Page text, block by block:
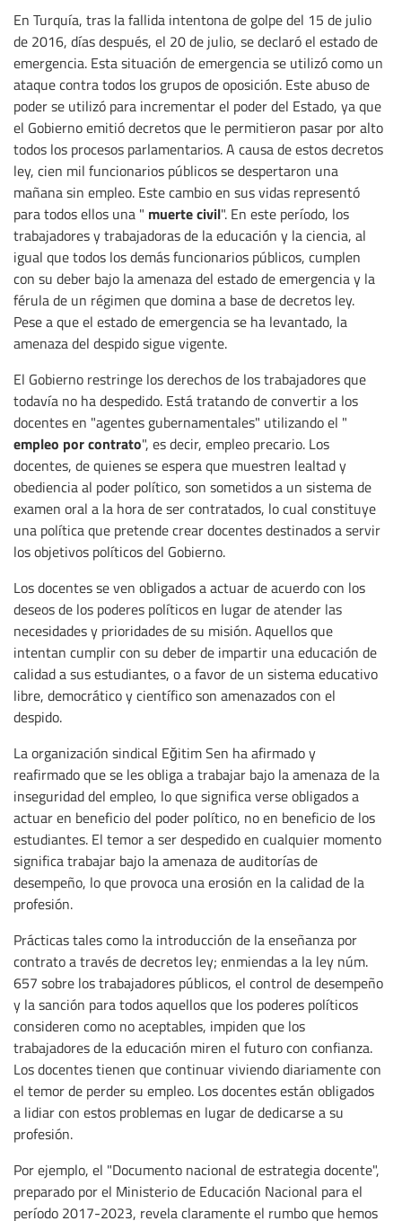
En Turquía, tras la fallida intentona de golpe del 15 de julio
de 2016, días después, el 20 de julio, se declaró el estado de
emergencia. Esta situación de emergencia se utilizó como un
ataque contra todos los grupos de oposición. Este abuso de
poder se utilizó para incrementar el poder del Estado, ya que
el Gobierno emitió decretos que le permitieron pasar por alto
todos los procesos parlamentarios. A causa de estos decretos
ley, cien mil funcionarios públicos se despertaron una
mañana sin empleo. Este cambio en sus vidas representó
para todos ellos una " muerte civil". En este período, los
trabajadores y trabajadoras de la educación y la ciencia, al
igual que todos los demás funcionarios públicos, cumplen
con su deber bajo la amenaza del estado de emergencia y la
férula de un régimen que domina a base de decretos ley.
Pese a que el estado de emergencia se ha levantado, la
amenaza del despido sigue vigente.
El Gobierno restringe los derechos de los trabajadores que
todavía no ha despedido. Está tratando de convertir a los
docentes en "agentes gubernamentales" utilizando el "
empleo por contrato", es decir, empleo precario. Los
docentes, de quienes se espera que muestren lealtad y
obediencia al poder político, son sometidos a un sistema de
examen oral a la hora de ser contratados, lo cual constituye
una política que pretende crear docentes destinados a servir
los objetivos políticos del Gobierno.
Los docentes se ven obligados a actuar de acuerdo con los
deseos de los poderes políticos en lugar de atender las
necesidades y prioridades de su misión. Aquellos que
intentan cumplir con su deber de impartir una educación de
calidad a sus estudiantes, o a favor de un sistema educativo
libre, democrático y científico son amenazados con el
despido.
La organización sindical Eğitim Sen ha afirmado y
reafirmado que se les obliga a trabajar bajo la amenaza de la
inseguridad del empleo, lo que significa verse obligados a
actuar en beneficio del poder político, no en beneficio de los
estudiantes. El temor a ser despedido en cualquier momento
significa trabajar bajo la amenaza de auditorías de
desempeño, lo que provoca una erosión en la calidad de la
profesión.
Prácticas tales como la introducción de la enseñanza por
contrato a través de decretos ley; enmiendas a la ley núm.
657 sobre los trabajadores públicos, el control de desempeño
y la sanción para todos aquellos que los poderes políticos
consideren como no aceptables, impiden que los
trabajadores de la educación miren el futuro con confianza.
Los docentes tienen que continuar viviendo diariamente con
el temor de perder su empleo. Los docentes están obligados
a lidiar con estos problemas en lugar de dedicarse a su
profesión.
Por ejemplo, el "Documento nacional de estrategia docente",
preparado por el Ministerio de Educación Nacional para el
período 2017-2023, revela claramente el rumbo que hemos